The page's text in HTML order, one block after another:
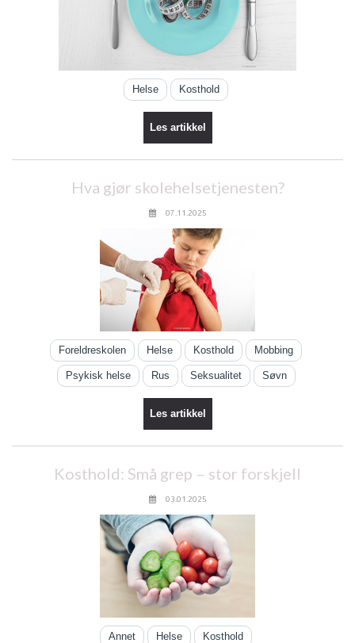
Helse Kosthold
Les artikkel
Hva gjør skolehelsetjenesten?
07.11.2025
Foreldreskolen Helse Kosthold Mobbing
Psykisk helse Rus Seksualitet Søvn
Les artikkel
Kosthold: Små grep – stor forskjell
03.01.2025
Annet Helse Kosthold